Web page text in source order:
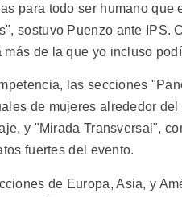
para todo ser humano
sostuvo Puenzo ante IPS.
más de la que yo incluso
las secciones
de mujeres alrededor
y "Mirada Transversal",
fuertes del evento.
de Europa, Asia, y